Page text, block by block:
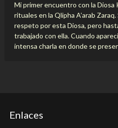
Mi primer encuentro con la Diosa
rituales en la Qlipha A’arab
respeto por esta Diosa, pero
trabajado con ella. Cuando
intensa charla en donde se
Enlaces